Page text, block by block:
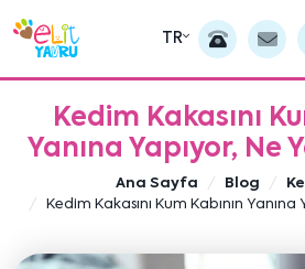
TR
Kedim Kakasını
Yanına Yapıyor, Ne
Ana Sayfa Blog
Kedim Kakasını Kum Kabının Yanına